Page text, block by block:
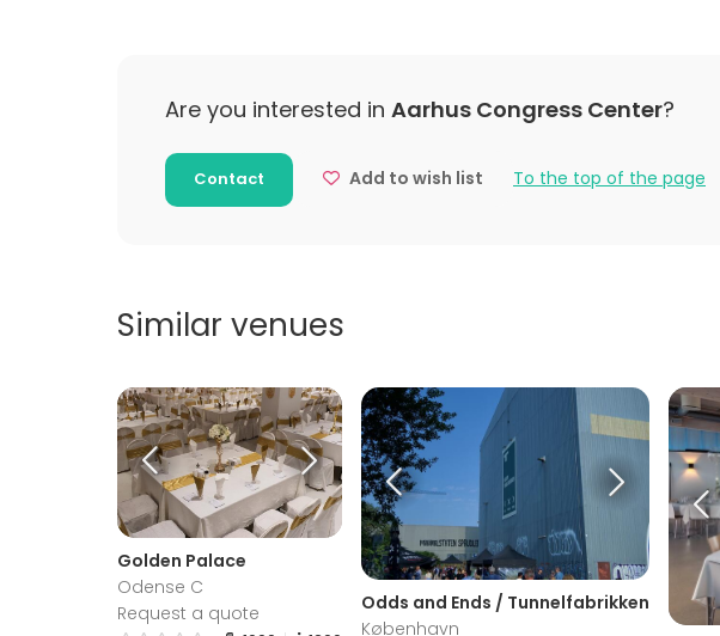
Family Celebration
Are you interested in Aarhus Congress Center?
Contact Add to wish list To the top of the page
Similar venues
Golden Palace
Odense C
Request a quote
Odds and Ends / Tunnelfabrikken
København